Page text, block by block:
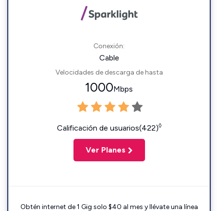
Conexión:
Cable
Velocidades de descarga de hasta
1000Mbps
Calificación de usuarios(422)◊
Ver Planes
Obtén internet de 1 Gig solo $40 al mes y llévate una línea